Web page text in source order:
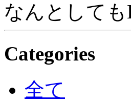
なんとして
Categories
全て